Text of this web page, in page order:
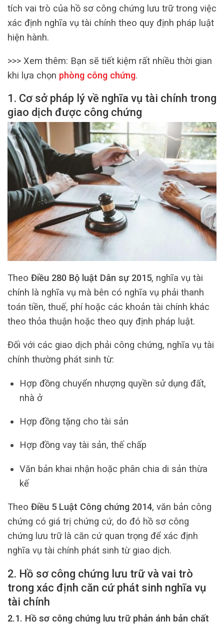
tích vai trò của hồ sơ công chứng lưu trữ trong việc
xác định nghĩa vụ tài chính theo quy định pháp luật
hiện hành.
>>> Xem thêm: Bạn sẽ tiết kiệm rất nhiều thời gian
khi lựa chọn phòng công chứng.
1. Cơ sở pháp lý về nghĩa vụ tài chính trong
giao dịch được công chứng
Theo Điều 280 Bộ luật Dân sự 2015, nghĩa vụ tài
chính là nghĩa vụ mà bên có nghĩa vụ phải thanh
toán tiền, thuế, phí hoặc các khoản tài chính khác
theo thỏa thuận hoặc theo quy định pháp luật.
Đối với các giao dịch phải công chứng, nghĩa vụ tài
chính thường phát sinh từ:
Hợp đồng chuyển nhượng quyền sử dụng đất,
nhà ở
Hợp đồng tặng cho tài sản
Hợp đồng vay tài sản, thế chấp
Văn bản khai nhận hoặc phân chia di sản thừa
kế
Theo Điều 5 Luật Công chứng 2014, văn bản công
chứng có giá trị chứng cứ, do đó hồ sơ công
chứng lưu trữ là căn cứ quan trọng để xác định
nghĩa vụ tài chính phát sinh từ giao dịch.
2. Hồ sơ công chứng lưu trữ và vai trò
trong xác định căn cứ phát sinh nghĩa vụ
tài chính
2.1. Hồ sơ công chứng lưu trữ phản ánh bản chất